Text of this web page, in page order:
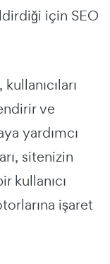
için SEO
ve
yardımcı
sitenizin
kullanıcı
işaret